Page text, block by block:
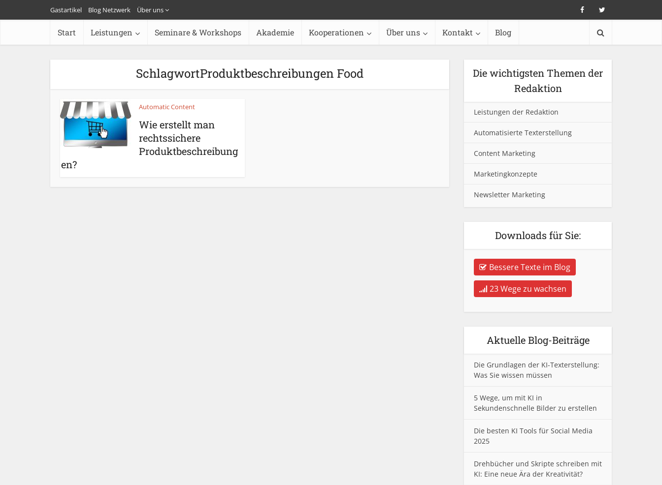
Gastartikel Blog Netzwerk Über uns
Start Leistungen Seminare & Workshops Akademie Kooperationen Über uns Kontakt Blog
SchlagwortProduktbeschreibungen Food
Automatic Content
Wie erstellt man
rechtssichere
Produktbeschreibung
en?
Die wichtigsten Themen der
Redaktion
Leistungen der Redaktion
Automatisierte Texterstellung
Content Marketing
Marketingkonzepte
Newsletter Marketing
Downloads für Sie:
Bessere Texte im Blog
23 Wege zu wachsen
Aktuelle Blog-Beiträge
Die Grundlagen der KI-Texterstellung:
Was Sie wissen müssen
5 Wege, um mit KI in
Sekundenschnelle Bilder zu erstellen
Die besten KI Tools für Social Media
2025
Drehbücher und Skripte schreiben mit
KI: Eine neue Ära der Kreativität?